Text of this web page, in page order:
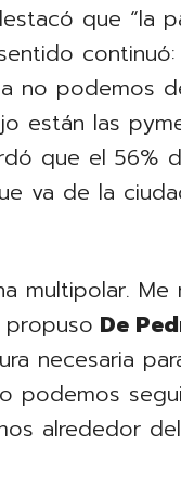
que “la
continuó:
no podemos
están las
que el 56%
va de la
multipolar.
De
necesaria
podemos
alrededor